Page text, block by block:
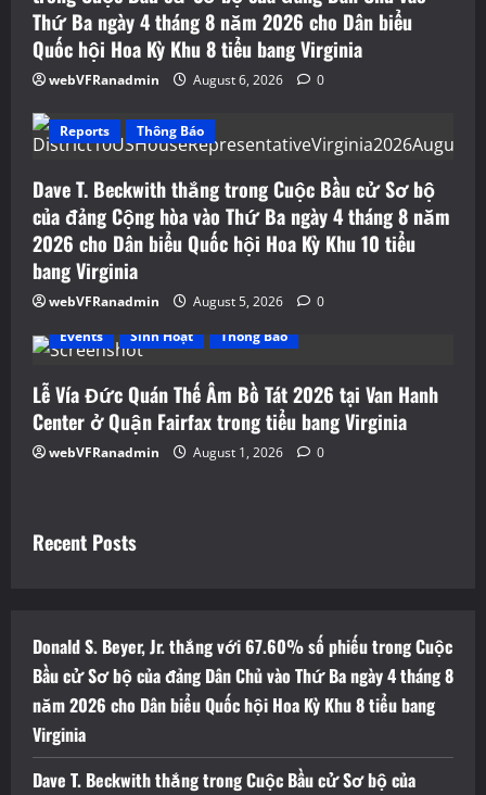
n
Thứ Ba ngày 4 tháng 8 năm 2026 cho Dân biểu
Quốc hội Hoa Kỳ Khu 8 tiểu bang Virginia
webVFRanadmin August 6, 2026 0
Reports Thông Báo
Dave T. Beckwith thắng trong Cuộc Bầu cử Sơ bộ
của đảng Cộng hòa vào Thứ Ba ngày 4 tháng 8 năm
2026 cho Dân biểu Quốc hội Hoa Kỳ Khu 10 tiểu
bang Virginia
webVFRanadmin August 5, 2026
0
Events
Sinh Hoạt Thông Báo
Lễ Vía Đức Quán Thế Âm Bồ Tát 2026 tại Van Hanh
Center ở Quận Fairfax trong tiểu bang Virginia
webVFRanadmin August 1, 2026 0
Recent Posts
Donald S. Beyer, Jr. thắng với 67.60% số phiếu trong Cuộc
Bầu cử Sơ bộ của đảng Dân Chủ vào Thứ Ba ngày 4 tháng 8
năm 2026 cho Dân biểu Quốc hội Hoa Kỳ Khu 8 tiểu bang
Virginia
Dave T. Beckwith thắng trong Cuộc Bầu cử Sơ bộ của